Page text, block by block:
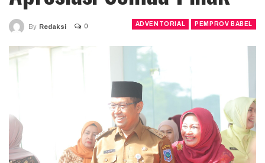
ADVENTORIAL PEMPROV BABEL
By Redaksi 0